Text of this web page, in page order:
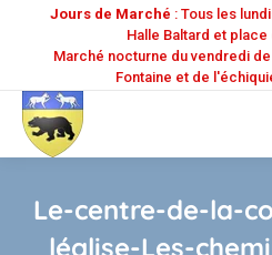
Jours de Marché : Tous les
Halle Baltard et place
Marché nocturne du vendredi de
Fontaine et de
Le-centre-de-la-
léglise-Les-